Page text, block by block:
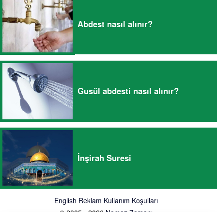
Abdest nasıl alınır?
Gusül abdesti nasıl alınır?
İnşirah Suresi
English Reklam Kullanım Koşulları